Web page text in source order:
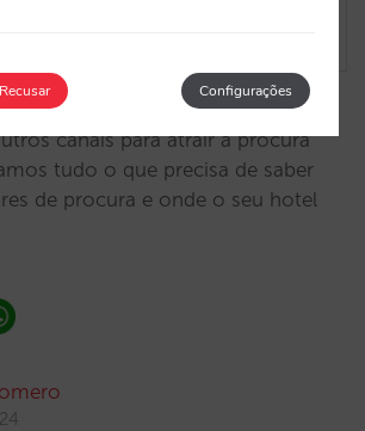
procura. A venda direta tem de
canais para atrair a procura
tudo o que precisa de saber
de procura e onde o seu hotel
Configurações
Recusar